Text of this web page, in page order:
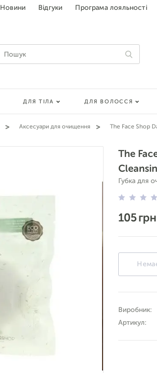
Новини Відгуки Програма лояльності
ДЛЯ ТІЛА ДЛЯ ВОЛОССЯ
Аксесуари для очищення The Face Shop
The
Губка для
105 грн
Виробник:
Артикул: